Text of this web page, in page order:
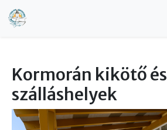
Ugrás a tartalomra
Kormorán kikötő és
szálláshelyek